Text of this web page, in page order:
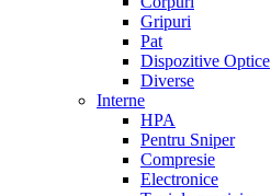
Gripuri
Pat
Dispozitive Optice
Diverse
Interne
HPA
Pentru Sniper
Compresie
Electronice